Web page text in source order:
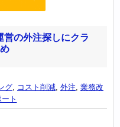
営の外注探しにクラ
グ, コスト削減, 外注, 業務改
ト